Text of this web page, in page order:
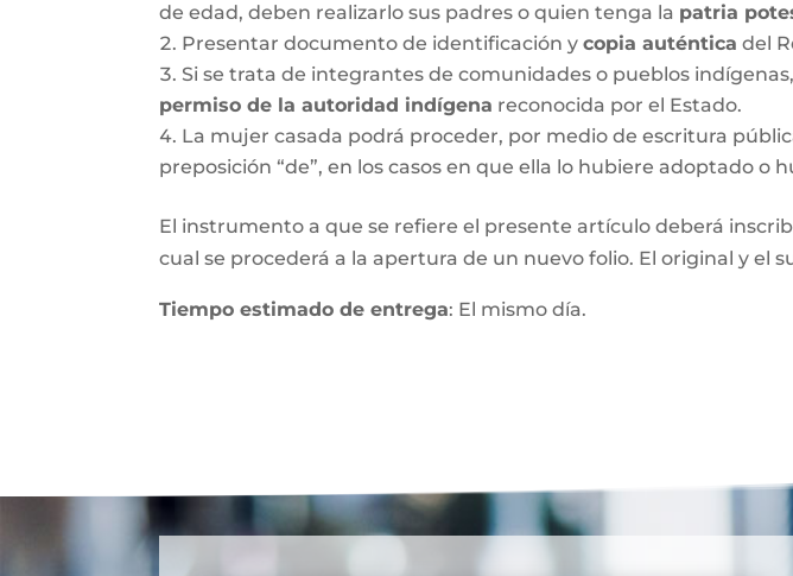
de edad, deben realizarlo sus padres o quien tenga la patria
Presentar documento de identificación ycopia auténtica del
Si se trata de integrantes de comunidades o pueblos
permiso de la autoridad indígena reconocida por el Estado.
La mujer casada podrá proceder, por medio de escritura
preposición “de”, en los casos en que ella lo hubiere adoptado o
El instrumento a que se refiere el presente artículo deberá
cual se procederá a la apertura de un nuevo folio. El original y el
Tiempo estimado de entrega: El mismo día.